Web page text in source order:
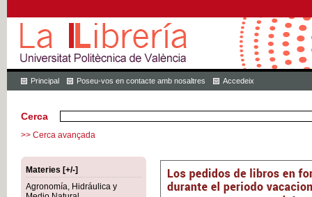
Principal Poseu-vos en contacte amb nosaltres Accedeix
Cerca
>> Cerca avançada
Materies [+/-]
Agronomía, Hidráulica y